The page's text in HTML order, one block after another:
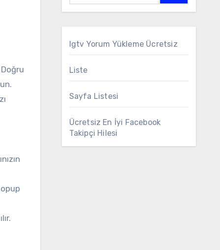
Igtv Yorum Yükleme Ücretsiz
Liste
Sayfa Listesi
Ücretsiz En İyi Facebook
Takipçi Hilesi